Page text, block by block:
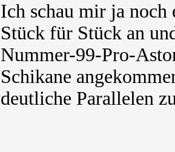
Ich schau mir ja noch
Stück für Stück an
Nummer-99-Pro-
Schikane
deutliche Parallelen